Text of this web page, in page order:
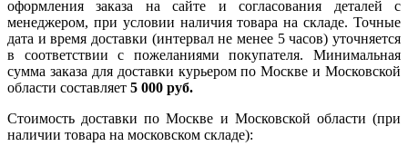
оформления заказа на сайте и согласования деталей с
менеджером, при условии наличия товара на складе. Точные
дата и время доставки (интервал не менее 5 часов) уточняется
в соответствии с пожеланиями покупателя. Минимальная
сумма заказа для доставки курьером по Москве и Московской
области составляет 5 000 руб.
Стоимость доставки по Москве и Московской области (при
наличии товара на московском складе):